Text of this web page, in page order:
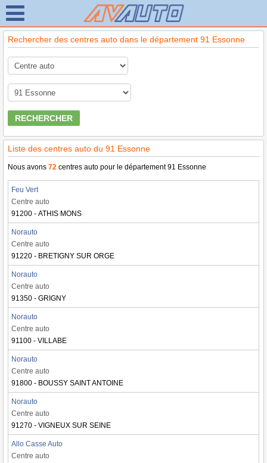
Rechercher des centres auto dans le département 91 Essonne
RECHERCHER
Liste des centres auto du 91 Essonne
Nous avons 72 centres auto pour le département 91 Essonne
Feu Vert
Centre auto
91200 - ATHIS MONS
Norauto
Centre auto
91220 - BRETIGNY SUR ORGE
Norauto
Centre auto
91350 - GRIGNY
Norauto
Centre auto
91100 - VILLABE
Norauto
Centre auto
91800 - BOUSSY SAINT ANTOINE
Norauto
Centre auto
91270 - VIGNEUX SUR SEINE
Allo Casse Auto
Centre auto